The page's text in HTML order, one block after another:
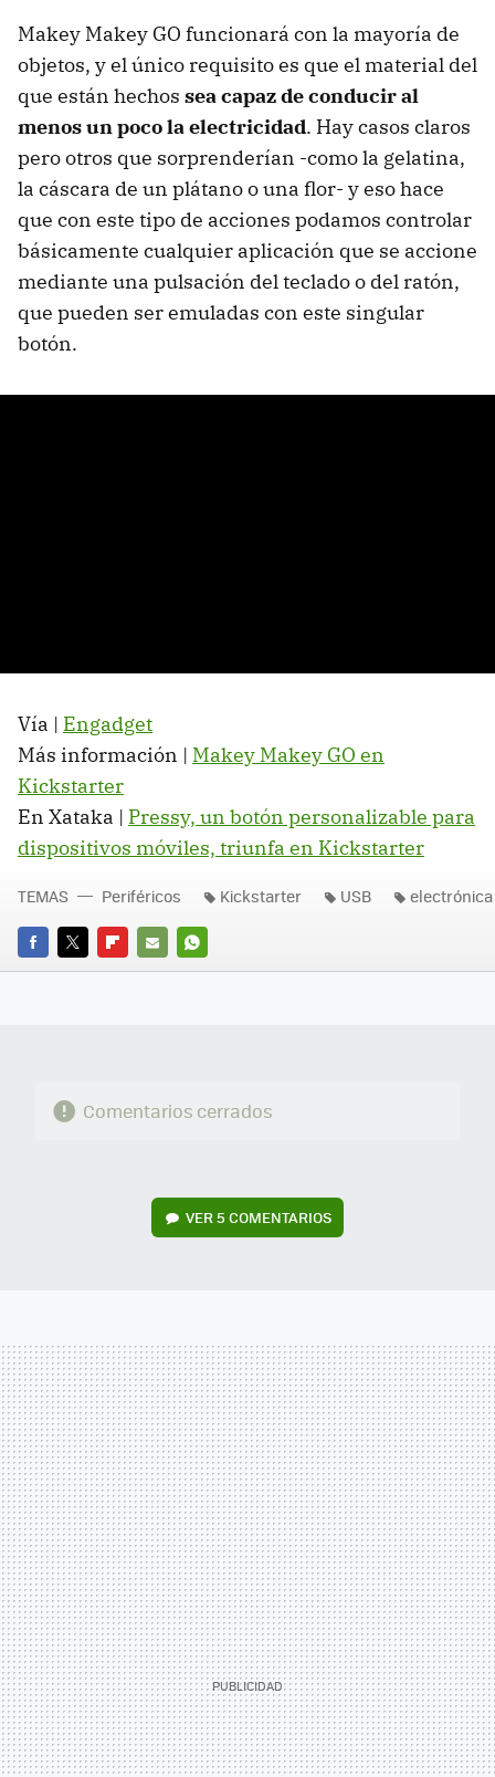
Makey Makey GO funcionará con la mayoría de
objetos, y el único requisito es que el material del
que están hechos sea capaz de conducir al
menos un poco la electricidad. Hay casos claros
pero otros que sorprenderían -como la gelatina,
la cáscara de un plátano o una flor- y eso hace
que con este tipo de acciones podamos controlar
básicamente cualquier aplicación que se accione
mediante una pulsación del teclado o del ratón,
que pueden ser emuladas con este singular
botón.
Vía | Engadget
Más información | Makey Makey GO en
Kickstarter
En Xataka | Pressy, un botón personalizable para
dispositivos móviles, triunfa en Kickstarter
FACEBOOK
TWITTERFLIPBOARD
E-
WHATSAPP
TEMAS Periféricos Kickstarter USB electrónica
Comentarios cerrados
VER5 COMENTARIOS